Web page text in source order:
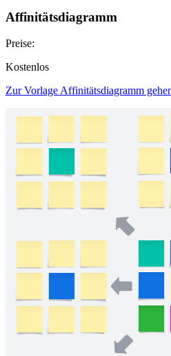
Affinitätsdiagramm
Preise:
Kostenlos
Zur Vorlage Affinitätsdiagramm